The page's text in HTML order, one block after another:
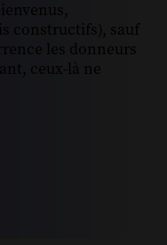
constructifs), sauf
les donneurs
ceux-là ne